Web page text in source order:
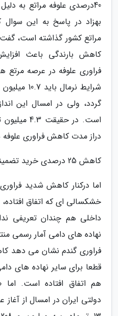
40درصدی علوفه مراتع به
بهزاد در پاسخ به این
مراتع کشور گذاشته است،
فراوری علوفه در عرصه مرتع
شرایط
است. در
دراز مدت کاهش فراوری علوفه
کاهش 25 درصدی خرید تضمینی گندم
اما درکنار کاهش شدید
خشکسالی ای که اتفاق
داخلی هم چندان تعریفی
نهاده های دامی آمار رسمی
فراوری گندم نشان می دهد
قطعا برای سایر نهاده های
هم اتفاق افتاده است. اما
دولتی ایران در امسال از